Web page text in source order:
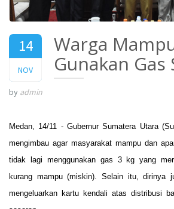
14
NOV
2017
Warga
Gunakan Gas
by admin
Medan, 14/11 - Gubernur Sumatera Utara
mengimbau agar masyarakat mampu dan
tidak lagi menggunakan gas 3 kg yang
kurang mampu (miskin). Selain itu, dirinya
mengeluarkan kartu kendali atas distribusi